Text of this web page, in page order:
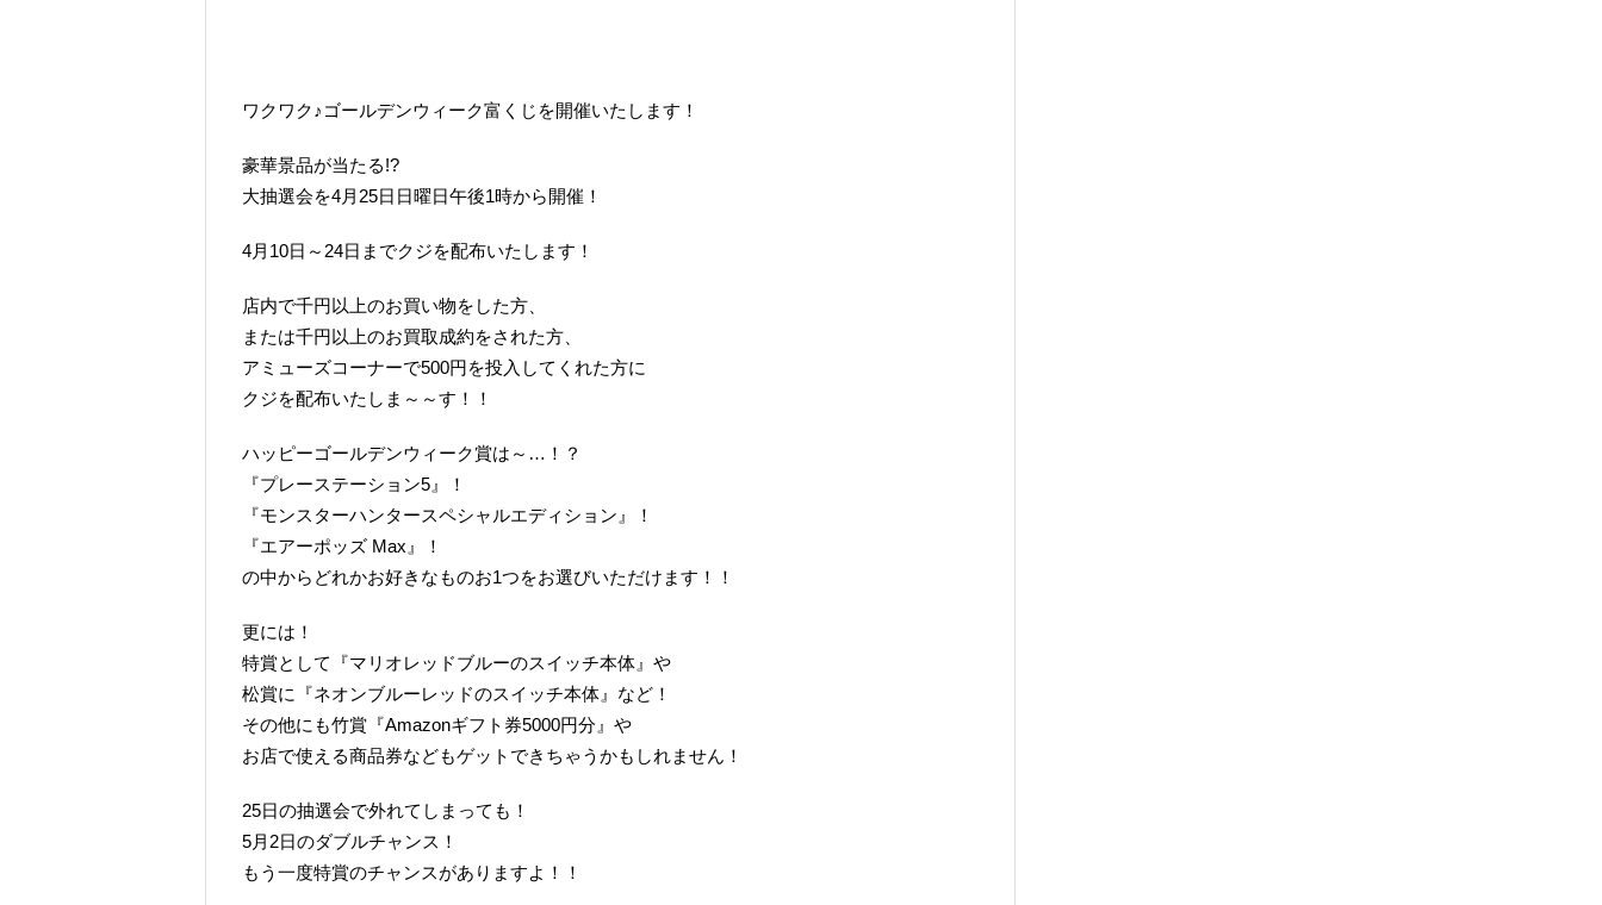
ワクワク♪ゴールデンウィーク富くじを開催いたします！
豪華景品が当たる!?
大抽選会を4月25日日曜日午後1時から開催！
4月10日～24日までクジを配布いたします！
店内で千円以上のお買い物をした方、
または千円以上のお買取成約をされた方、
アミューズコーナーで500円を投入してくれた方に
クジを配布いたしま～～す！！
ハッピーゴールデンウィーク賞は～…！？
『プレーステーション5』！
『モンスターハンタースペシャルエディション』！
『エアーポッズ Max』！
の中からどれかお好きなものお1つをお選びいただけます！！
更には！
特賞として『マリオレッドブルーのスイッチ本体』や
松賞に『ネオンブルーレッドのスイッチ本体』など！
その他にも竹賞『Amazonギフト券5000円分』や
お店で使える商品券などもゲットできちゃうかもしれません！
25日の抽選会で外れてしまっても！
5月2日のダブルチャンス！
もう一度特賞のチャンスがありますよ！！